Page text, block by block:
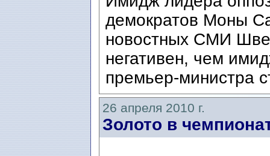
демократов Моны
новостных СМИ
негативен, чем
премьер-министра
26 апреля 2010 г.
Золото в